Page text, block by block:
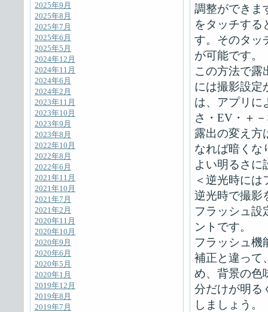
2025年9月
2025年8月
2025年7月
2025年6月
2025年5月
2024年12月
2024年11月
2024年6月
2024年2月
2023年11月
2023年10月
2023年9月
2023年8月
2022年10月
2022年8月
2022年6月
2021年11月
2021年10月
2021年7月
2021年2月
2020年11月
2020年10月
2020年9月
2020年6月
2020年5月
2020年1月
2019年12月
2019年8月
2019年7月
調整ができま
をタッチする
す。そのタッ
が可能です。
この方法で露
には撮影設定
は、アプリに
さ・EV・＋
露出の変え方
なれば暗くな
よい明るさに
＜逆光時に
逆光時で撮影
フラッシュ設
ントです。
フラッシュ機
補正と違って
め、背景の色
分だけが明る
しましょう。